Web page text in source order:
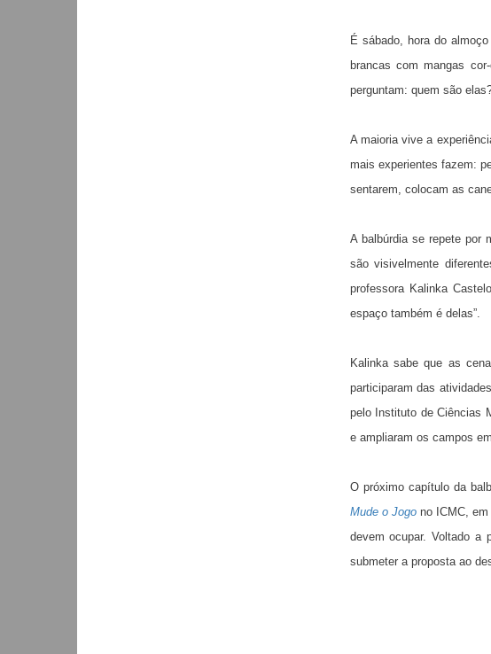
É sábado, hora do
brancas com mangas
perguntam: quem são
A maioria vive a
mais experientes fazem:
sentarem, colocam as
A balbúrdia se repete por
são visivelmente
professora Kalinka
espaço também é delas”.
Kalinka sabe que as
participaram das
pelo Instituto de Ciências
e ampliaram os campos
O próximo capítulo da
Mude o Jogono ICMC, em
devem ocupar. Voltado a
submeter a proposta ao